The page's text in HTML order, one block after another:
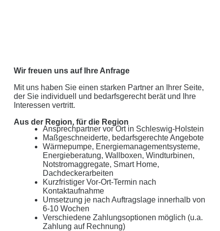
Wir freuen uns auf Ihre Anfrage
Mit uns haben Sie einen starken Partner an Ihrer Seite,
der Sie individuell und bedarfsgerecht berät und Ihre
Interessen vertritt.
Aus der Region, für die Region
Ansprechpartner vor Ort in Schleswig-Holstein
Maßgeschneiderte, bedarfsgerechte Angebote
Wärmepumpe, Energiemanagementsysteme,
Energieberatung, Wallboxen, Windturbinen,
Notstromaggregate, Smart Home,
Dachdeckerarbeiten
Kurzfristiger Vor-Ort-Termin nach
Kontaktaufnahme
Umsetzung je nach Auftragslage innerhalb von
6-10 Wochen
Verschiedene Zahlungsoptionen möglich (u.a.
Zahlung auf Rechnung)